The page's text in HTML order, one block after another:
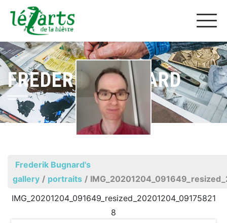
FREDERIK BUGNARD
Frederik Bugnard's
gallery / portraits /
IMG_20201204_091649_resized_20201204_09175821
8